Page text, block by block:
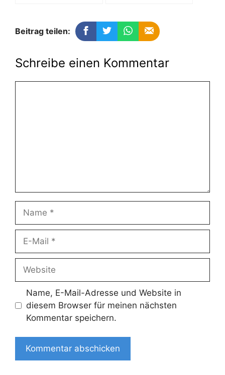
Beitrag teilen:
Schreibe einen Kommentar
Mail
Name, E-Mail-Adresse und Website in
diesem Browser für meinen nächsten
Kommentar speichern.